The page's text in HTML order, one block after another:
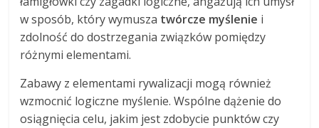
w sposób, który wymusza twórcze myślenie i
zdolność do dostrzegania związków pomiędzy
różnymi elementami.
Zabawy z elementami rywalizacji mogą również
wzmocnić logiczne myślenie. Wspólne dążenie do
osiągnięcia celu, jakim jest zdobycie punktów czy